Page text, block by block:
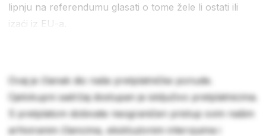
lipnju na referendumu glasati o tome žele li ostati ili
izaći iz EU-a.
Ovaj je članak dio naše pretplatničke ponude.
Cjelokupni sadržaj dostupan je isključivo pretplatnicima.
S pretplatom dobivate neograničen pristup svim našim
arhiviranim člancima, ekskluzivnim intervjuima i